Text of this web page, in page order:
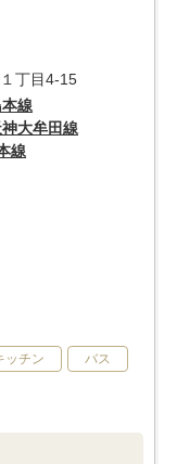
丁目4-15
線
大牟田線
線
ッチン バス